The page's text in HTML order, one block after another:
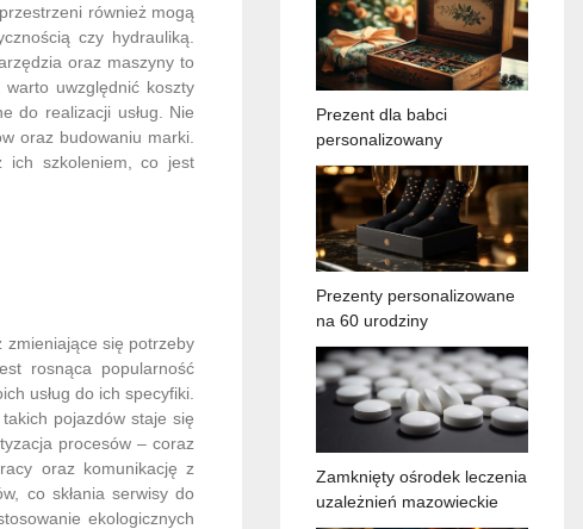
również mogą
czy hydrauliką.
oraz maszyny to
warto uwzględnić koszty
do realizacji usług. Nie
oraz budowaniu marki.
ich szkoleniem, co jest
zmieniające się potrzeby
rosnąca popularność
usług do ich specyfiki.
pojazdów staje się
procesów – coraz
oraz komunikację z
co skłania serwisy do
ekologicznych
Prezent dla babci
personalizowany
Prezenty personalizowane
na 60 urodziny
Zamknięty ośrodek leczenia
uzależnień mazowieckie